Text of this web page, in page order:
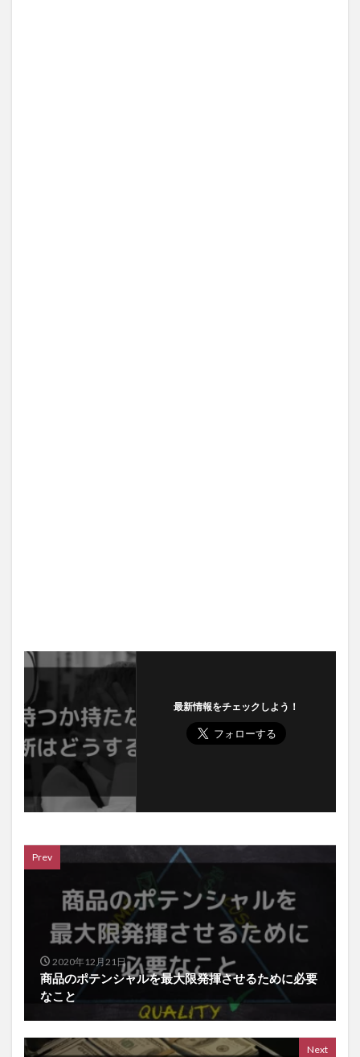
最新情報をチェックしよう！
Prev
2020年12月21日
商品のポテンシャルを最大限発揮させるために必要
なこと
Next